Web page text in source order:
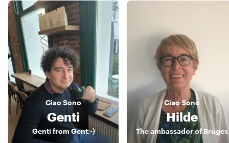
CiaoSono
Genti
Genti from Gent:-)
CiaoSono
Hilde
The ambassador of Bruges